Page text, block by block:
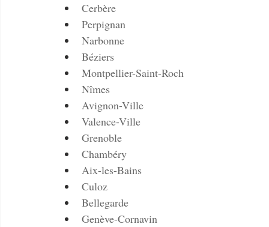
Cerbère
Perpignan
Narbonne
Béziers
Montpellier-Saint-Roch
Nîmes
Avignon-Ville
Valence-Ville
Grenoble
Chambéry
Aix-les-Bains
Culoz
Bellegarde
Genève-Cornavin